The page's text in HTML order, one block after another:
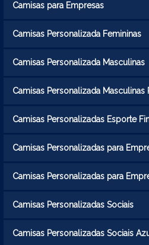
Camisas para Empresas
Camisas Personalizada Femininas
Camisas Personalizada Masculinas
Camisas Personalizada Masculinas
Camisas Personalizadas Esporte
Camisas Personalizadas para
Camisas Personalizadas para
Camisas Personalizadas Sociais
Camisas Personalizadas Sociais